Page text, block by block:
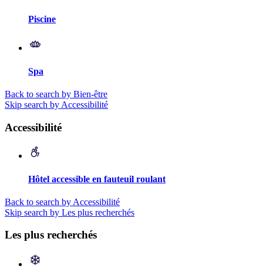
Piscine
Spa
Back to search by Bien-être
Skip search by Accessibilité
Accessibilité
Hôtel accessible en fauteuil roulant
Back to search by Accessibilité
Skip search by Les plus recherchés
Les plus recherchés